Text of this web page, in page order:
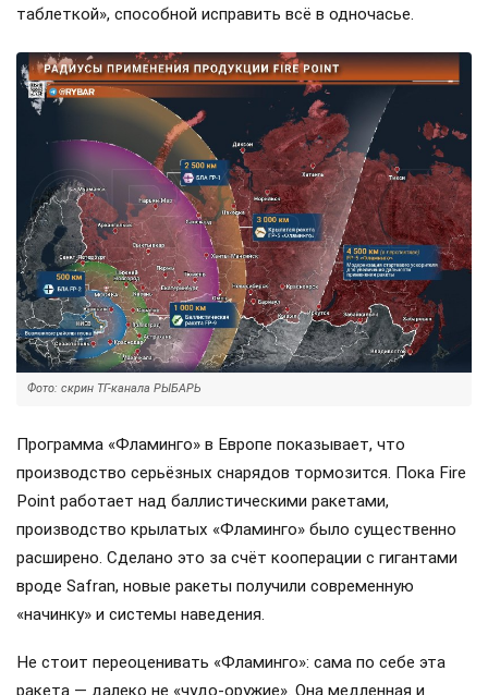
таблеткой», способной исправить всё в одночасье.
Фото: скрин ТГ-канала РЫБАРЬ
Программа «Фламинго» в Европе показывает, что
производство серьёзных снарядов тормозится. Пока Fire
Point работает над баллистическими ракетами,
производство крылатых «Фламинго» было существенно
расширено. Сделано это за счёт кооперации с гигантами
вроде Safran, новые ракеты получили современную
«начинку» и системы наведения.
Не стоит переоценивать «Фламинго»: сама по себе эта
ракета — далеко не «чудо-оружие». Она медленная и